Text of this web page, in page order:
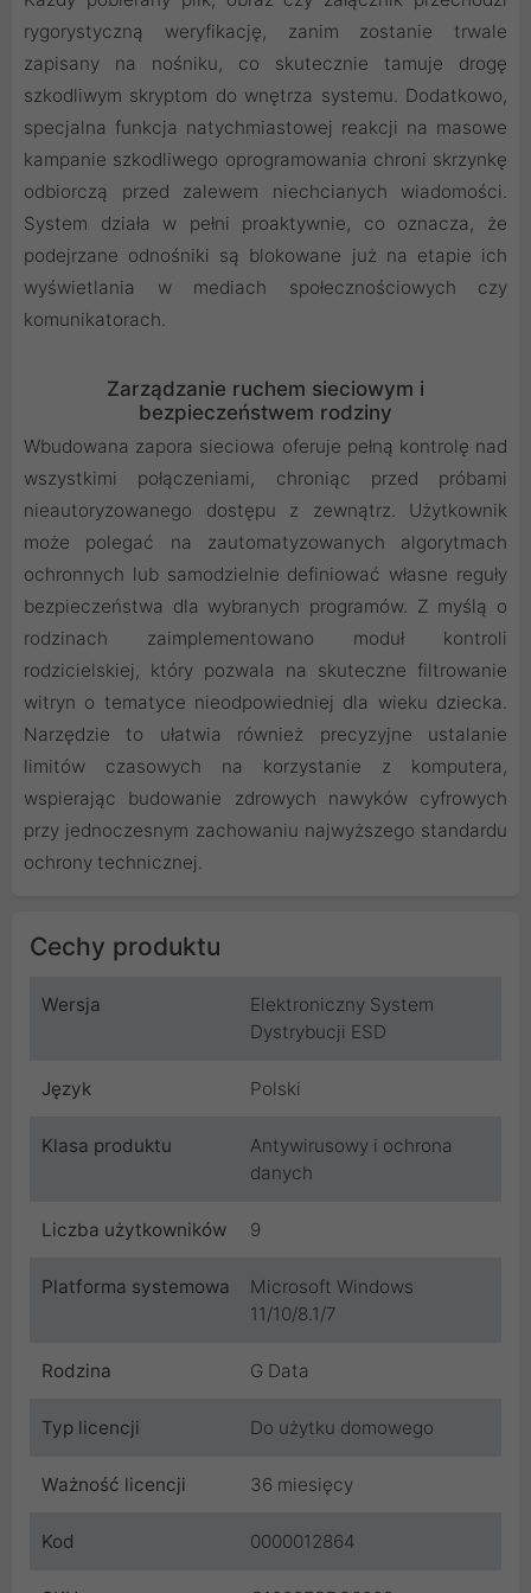
rygorystyczną weryfikację, zanim zostanie trwale
zapisany na nośniku, co skutecznie tamuje drogę
szkodliwym skryptom do wnętrza systemu. Dodatkowo,
specjalna funkcja natychmiastowej reakcji na masowe
kampanie szkodliwego oprogramowania chroni skrzynkę
odbiorczą przed zalewem niechcianych wiadomości.
System działa w pełni proaktywnie, co oznacza, że
podejrzane odnośniki są blokowane już na etapie ich
wyświetlania w mediach społecznościowych czy
komunikatorach.
Zarządzanie ruchem sieciowym i
bezpieczeństwem rodziny
Wbudowana zapora sieciowa oferuje pełną kontrolę nad
wszystkimi połączeniami, chroniąc przed próbami
nieautoryzowanego dostępu z zewnątrz. Użytkownik
może polegać na zautomatyzowanych algorytmach
ochronnych lub samodzielnie definiować własne reguły
bezpieczeństwa dla wybranych programów. Z myślą o
rodzinach zaimplementowano moduł kontroli
rodzicielskiej, który pozwala na skuteczne filtrowanie
witryn o tematyce nieodpowiedniej dla wieku dziecka.
Narzędzie to ułatwia również precyzyjne ustalanie
limitów czasowych na korzystanie z komputera,
wspierając budowanie zdrowych nawyków cyfrowych
przy jednoczesnym zachowaniu najwyższego standardu
ochrony technicznej.
Cechy produktu
Wersja
Elektroniczny System
Dystrybucji ESD
Język Polski
Klasa produktu
Antywirusowy i ochrona
danych
Liczba użytkowników 9
Platforma systemowa
Microsoft Windows
11/10/8.1/7
Rodzina G Data
Typ licencji Do użytku domowego
Ważność licencji 36 miesięcy
Kod 0000012864